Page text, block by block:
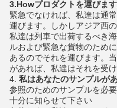
3.Howプロダクトを運びます
緊急でなければ、私達は通
運びます。しかしアジア西の
私達は列車で出荷するべき
ルおよび緊急な貨物のため
あるのでそれを運びます。
があれば、私達はそれを受け
4. 私はあなたのサンプルが
参照のためのサンプルを必
十分に知らせて下さい